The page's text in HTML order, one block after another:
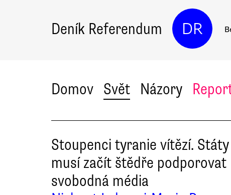
Deník Referendum DR
Domov Svět Názory
Stoupenci tyranie vítězí. Státy
musí začít štědře podporovat
svobodná média